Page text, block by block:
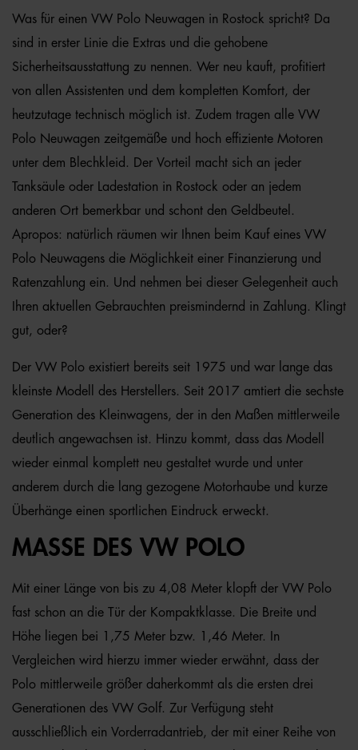
Was für einen VW Polo Neuwagen in Rostock spricht? Da
sind in erster Linie die Extras und die gehobene
Sicherheitsausstattung zu nennen. Wer neu kauft, profitiert
von allen Assistenten und dem kompletten Komfort, der
heutzutage technisch möglich ist. Zudem tragen alle VW
Polo Neuwagen zeitgemäße und hoch effiziente Motoren
unter dem Blechkleid. Der Vorteil macht sich an jeder
Tanksäule oder Ladestation in Rostock oder an jedem
anderen Ort bemerkbar und schont den Geldbeutel.
Apropos: natürlich räumen wir Ihnen beim Kauf eines VW
Polo Neuwagens die Möglichkeit einer Finanzierung und
Ratenzahlung ein. Und nehmen bei dieser Gelegenheit auch
Ihren aktuellen Gebrauchten preismindernd in Zahlung. Klingt
gut, oder?
Der VW Polo existiert bereits seit 1975 und war lange das
kleinste Modell des Herstellers. Seit 2017 amtiert die sechste
Generation des Kleinwagens, der in den Maßen mittlerweile
deutlich angewachsen ist. Hinzu kommt, dass das Modell
wieder einmal komplett neu gestaltet wurde und unter
anderem durch die lang gezogene Motorhaube und kurze
Überhänge einen sportlichen Eindruck erweckt.
MASSE DES VW POLO
Mit einer Länge von bis zu 4,08 Meter klopft der VW Polo
fast schon an die Tür der Kompaktklasse. Die Breite und
Höhe liegen bei 1,75 Meter bzw. 1,46 Meter. In
Vergleichen wird hierzu immer wieder erwähnt, dass der
Polo mittlerweile größer daherkommt als die ersten drei
Generationen des VW Golf. Zur Verfügung steht
ausschließlich ein Vorderradantrieb, der mit einer Reihe von